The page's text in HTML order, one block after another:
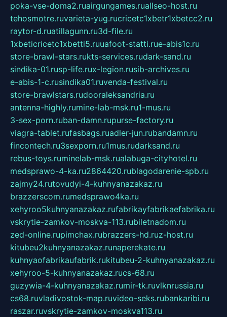
poka-vse-doma2.ruairgungames.ruallseo-host.ru
tehosmotre.ruvarieta-yug.rucricetc1xbetr1xbetcc2.ru
raytor-d.ruatillagunn.ru3d-file.ru
1xbeticricetc1xbetti5.ruuafoot-statti.rue-abis1c.ru
store-brawl-stars.rukts-services.rudark-sand.ru
sindika-01.rusp-life.rux-legion.rusib-archives.ru
e-abis-1-c.rusindika01.ruvenda-festival.ru
store-brawlstars.rudooraleksandria.ru
antenna-highly.rumine-lab-msk.ru1-mus.ru
3-sex-porn.ruban-damn.rupurse-factory.ru
viagra-tablet.rufasbags.ruadler-jun.rubandamn.ru
fincontech.ru3sexporn.ru1mus.rudarksand.ru
rebus-toys.ruminelab-msk.rualabuga-cityhotel.ru
medsprawo-4-ka.ru2864420.rublagodarenie-spb.ru
zajmy24.rutovudyi-4-kuhnyanazakaz.ru
brazzerscom.rumedsprawo4ka.ru
xehyroo5kuhnyanazakaz.rufabrikayfabrikaefabrika.ru
vskrytie-zamkov-moskva-113.rubiletnadom.ru
zed-online.rupimchax.rubrazzers-hd.ruz-host.ru
kitubeu2kuhnyanazakaz.runaperekate.ru
kuhnyaofabrikaufabrik.rukitubeu-2-kuhnyanazakaz.ru
xehyroo-5-kuhnyanazakaz.rucs-68.ru
guzywia-4-kuhnyanazakaz.rumir-tk.ruvlknrussia.ru
cs68.ruvladivostok-map.ruvideo-seks.rubankaribi.ru
raszar.ruvskrytie-zamkov-moskva113.ru